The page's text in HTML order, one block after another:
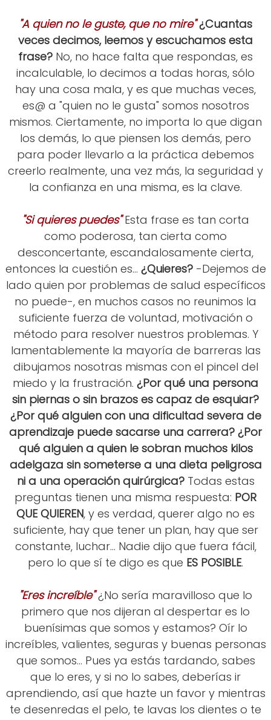
"A quien no le guste, que no mire" ¿Cuantas
veces decimos, leemos y escuchamos esta
frase? No, no hace falta que respondas, es
incalculable, lo decimos a todas horas, sólo
hay una cosa mala, y es que muchas veces,
es@ a "quien no le gusta" somos nosotros
mismos. Ciertamente, no importa lo que digan
los demás, lo que piensen los demás, pero
para poder llevarlo a la práctica debemos
creerlo realmente, una vez más, la seguridad y
la confianza en una misma, es la clave.
"Si quieres puedes"Esta frase es tan corta
como poderosa, tan cierta como
desconcertante, escandalosamente cierta,
entonces la cuestión es... ¿Quieres?-Dejemos de
lado quien por problemas de salud específicos
no puede-, en muchos casos no reunimos la
suficiente fuerza de voluntad, motivación o
método para resolver nuestros problemas. Y
lamentablemente la mayoría de barreras las
dibujamos nosotras mismas con el pincel del
miedo y la frustración. ¿Por qué una persona
sin piernas o sin brazos es capaz de esquiar?
¿Por qué alguien con una dificultad severa de
aprendizaje puede sacarse una carrera? ¿Por
qué alguien a quien le sobran muchos kilos
adelgaza sin someterse a una dieta peligrosa
ni a una operación quirúrgica?Todas estas
preguntas tienen una misma respuesta: POR
QUE QUIEREN, y es verdad, querer algo no es
suficiente, hay que tener un plan, hay que ser
constante, luchar... Nadie dijo que fuera fácil,
pero lo que sí te digo es que ES POSIBLE.
"Eres increíble"¿No sería maravilloso que lo
primero que nos dijeran al despertar es lo
buenísimas que somos y estamos? Oír lo
increíbles, valientes, seguras y buenas personas
que somos... Pues ya estás tardando, sabes
que lo eres, y si no lo sabes, deberías ir
aprendiendo, así que hazte un favor y mientras
te desenredas el pelo, te lavas los dientes o te